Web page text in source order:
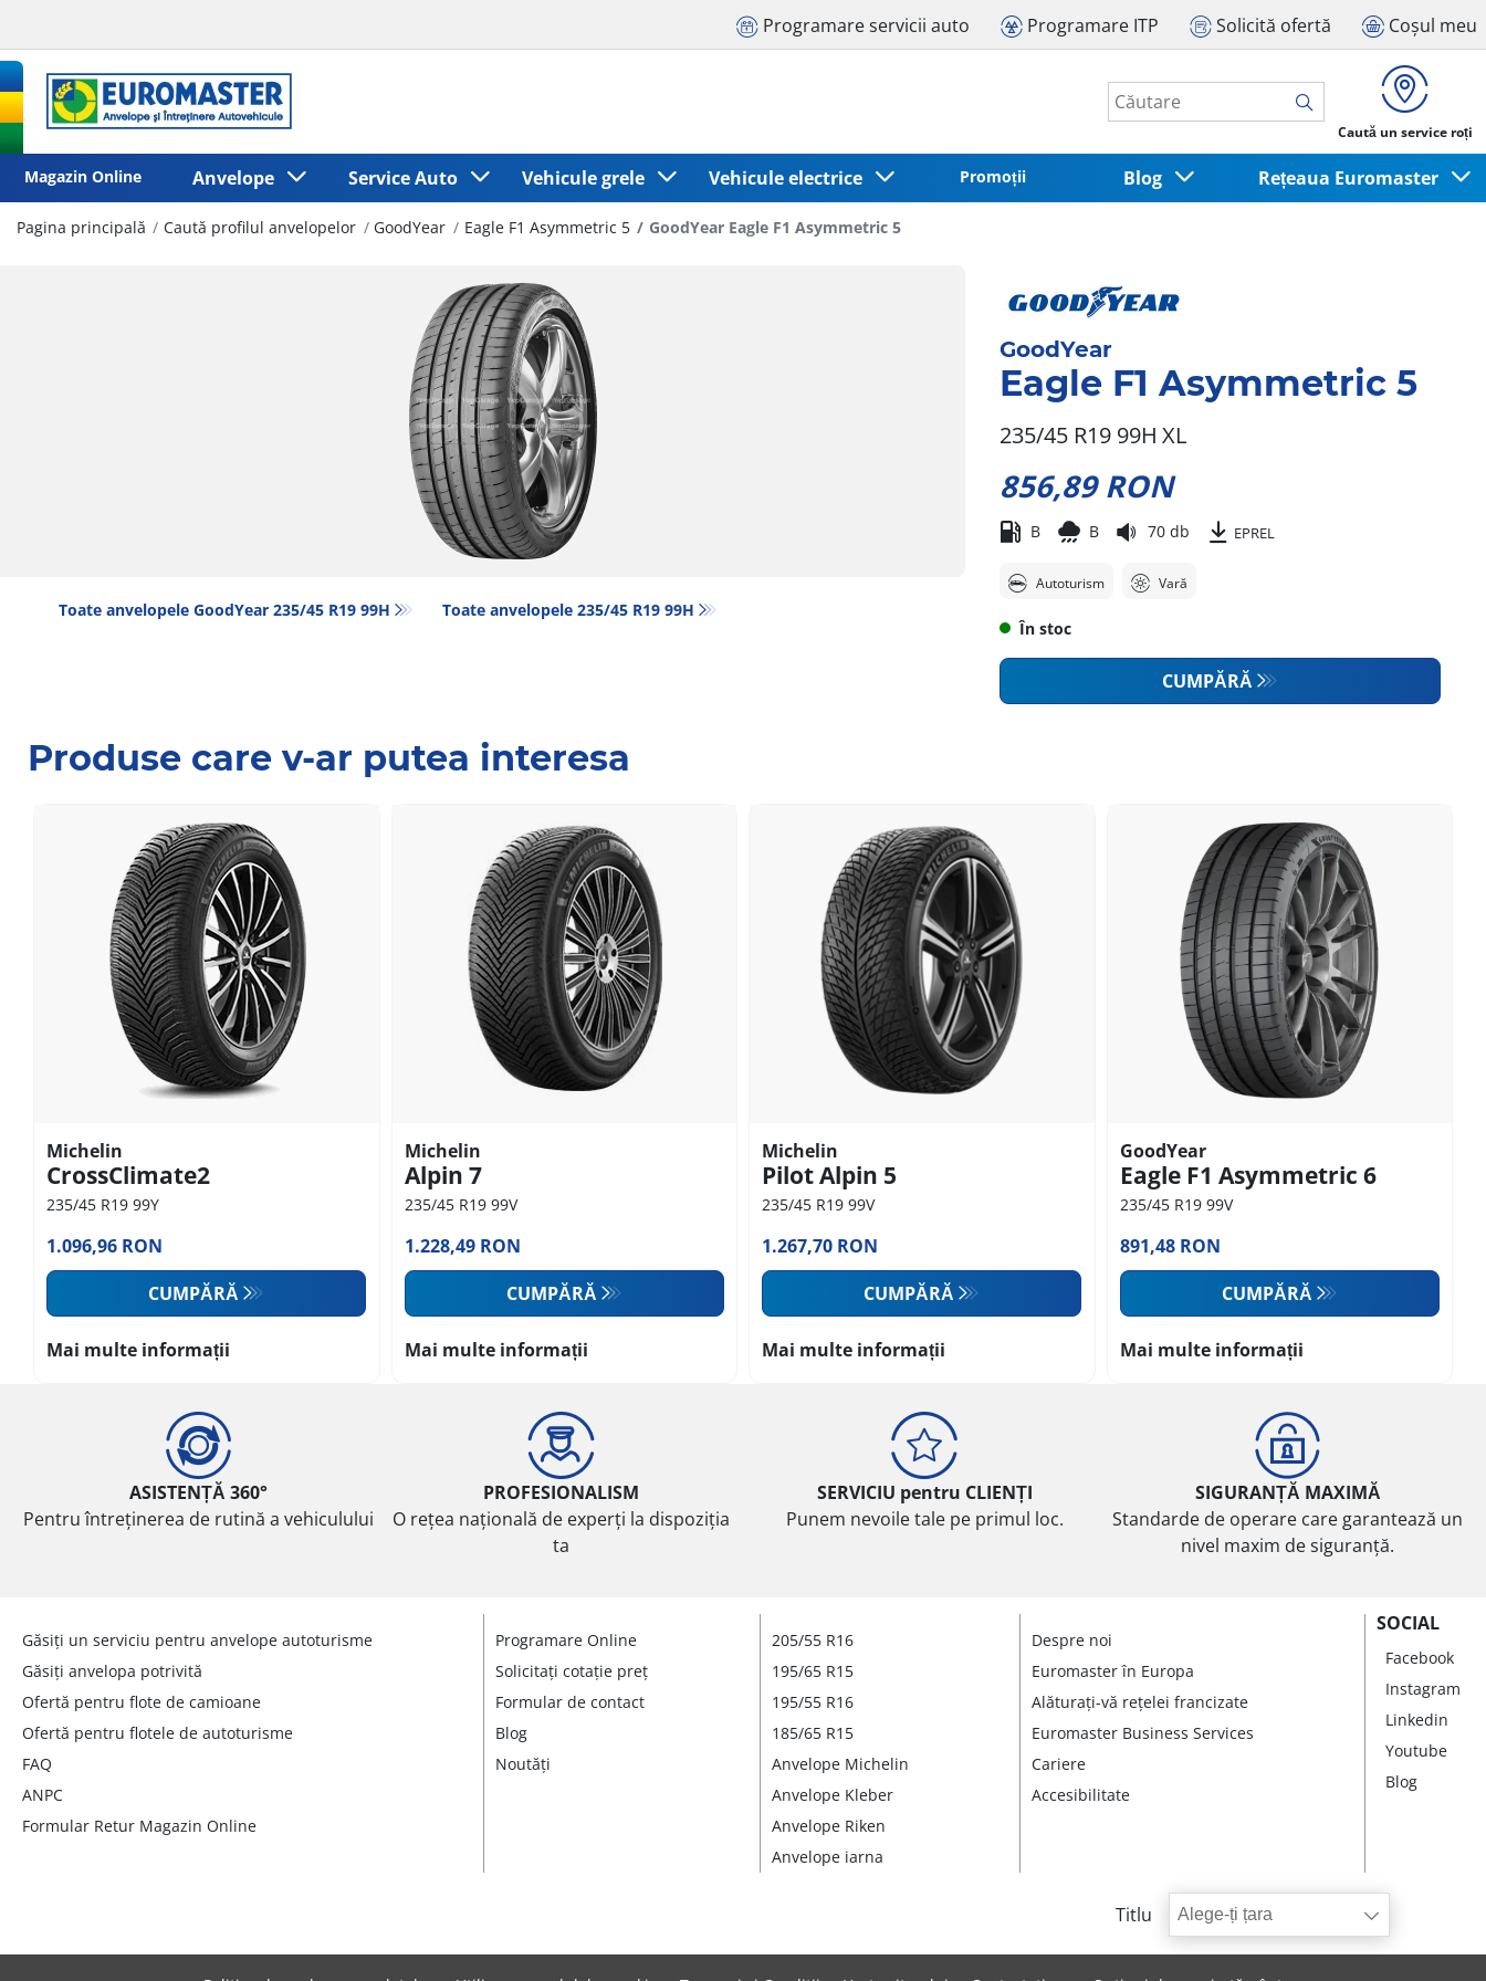
Programare servicii auto Programare ITP Solicită ofertă Coșul meu
Caută un service roți
Magazin Online Anvelope Service Auto Vehicule grele Vehicule electrice Promoții Blog Rețeaua Euromaster
Pagina principală Caută profilul anvelopelor GoodYear Eagle F1 Asymmetric 5 GoodYear Eagle F1 Asymmetric 5
Toate anvelopele GoodYear 235/45 R19 99H Toate anvelopele‎ 235/45 R19 99H
GoodYear
Eagle F1 Asymmetric 5
235/45 R19 99H XL
856,89 RON
B B 70 db EPREL
Autoturism Vară
În stoc
CUMPĂRĂ
Produse care v-ar putea interesa
Michelin
CrossClimate2
235/45 R19 99Y
1.096,96 RON
CUMPĂRĂ
Mai multe informații
Michelin
Alpin 7
235/45 R19 99V
1.228,49 RON
CUMPĂRĂ
Mai multe informații
Michelin
Pilot Alpin 5
235/45 R19 99V
1.267,70 RON
CUMPĂRĂ
Mai multe informații
GoodYear
Eagle F1 Asymmetric 6
235/45 R19 99V
891,48 RON
CUMPĂRĂ
Mai multe informații
ASISTENȚĂ 360°
Pentru întreținerea de rutină a vehiculului
PROFESIONALISM
O rețea națională de experți la dispoziția
ta
SERVICIU pentru CLIENȚI
Punem nevoile tale pe primul loc.
SIGURANȚĂ MAXIMĂ
Standarde de operare care garantează un
nivel maxim de siguranță.
Găsiți un serviciu pentru anvelope autoturisme
Găsiți anvelopa potrivită
Ofertă pentru flote de camioane
Ofertă pentru flotele de autoturisme
FAQ
ANPC
Formular Retur Magazin Online
Programare Online
Solicitați cotație preț
Formular de contact
Blog
Noutăți
205/55 R16
195/65 R15
195/55 R16
185/65 R15
Anvelope Michelin
Anvelope Kleber
Anvelope Riken
Anvelope iarna
Despre noi
Euromaster în Europa
Alăturați-vă rețelei francizate
Euromaster Business Services
Cariere
Accesibilitate
SOCIAL
Facebook
Instagram
Linkedin
Youtube
Blog
Titlu Alege-ți țara